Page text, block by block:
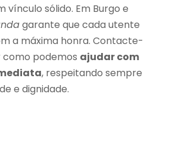
vínculo sólido. Em Burgo e
garante que cada utente
a máxima honra. Contacte-
podemos ajudar com
, respeitando sempre
e dignidade.